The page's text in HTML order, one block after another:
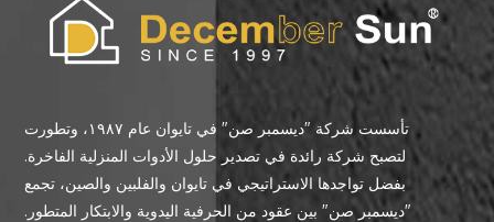
تأسست شركة "ديسمبر صن" في تايوان عام ١٩٨٧، وتطورت
لتصبح شركة رائدة في تصدير حلول الأدوات المنزلية الفاخرة.
بفضل تواجدها الاستراتيجي في تايوان والفلبين والصين، تجمع
"ديسمبر صن" بين عقود من الحرفية اليدوية والابتكار المتطور.